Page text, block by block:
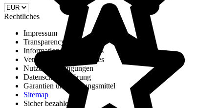
Rechtliches
Impressum
Transparency report DSA
Informationen zu Cookies
Verwendung von Cookies
Nutzungsbedingungen
Datenschutzerklärung
Garantien und Zahlungsmittel
Sitemap
Sicher bezahlen